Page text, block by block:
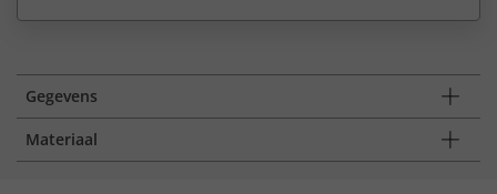
Gegevens
Materiaal